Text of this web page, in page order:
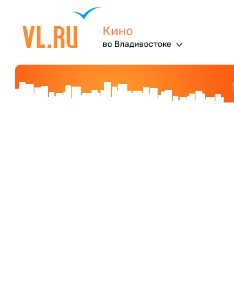
Кино
во Владивостоке